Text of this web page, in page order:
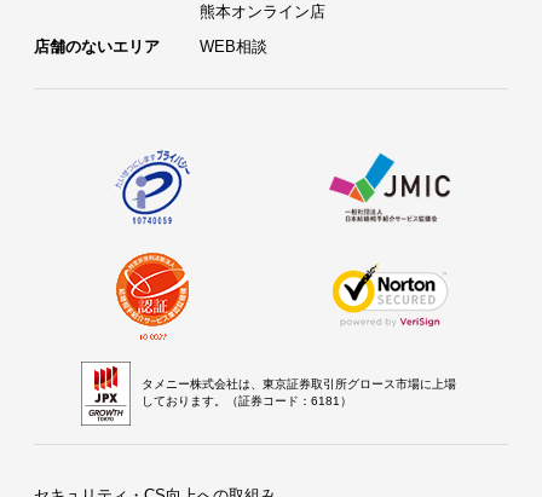
熊本オンライン店
店舗のないエリア
WEB相談
タメニー株式会社は、東京証券取引所グロース市場に上場
しております。（証券コード：6181）